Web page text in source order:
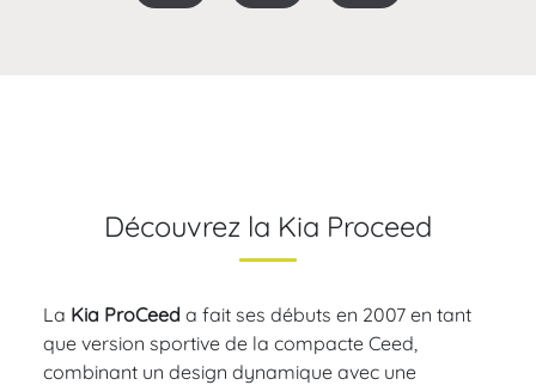
Découvrez la Kia Proceed
La Kia ProCeed a fait ses débuts en 2007 en tant
que version sportive de la compacte Ceed,
combinant un design dynamique avec une